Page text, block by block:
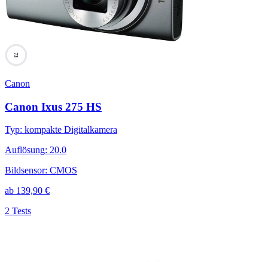
73
Canon
Canon Ixus 275 HS
Typ: kompakte Digitalkamera
Auflösung: 20.0
Bildsensor: CMOS
ab 139,90 €
2 Tests